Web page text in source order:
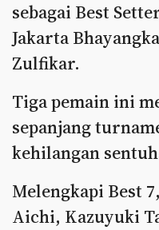
sebagai Best
Jakarta
Zulfikar.
Tiga pemain ini
sepanjang
kehilangan
Melengkapi Best
Aichi, Kazuyuki